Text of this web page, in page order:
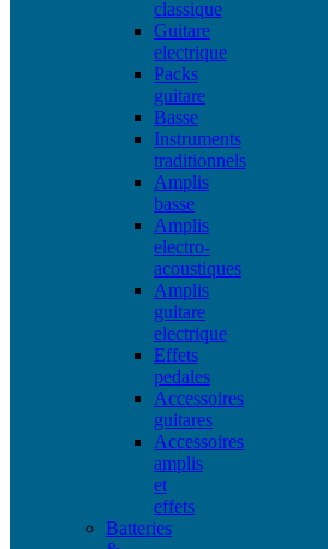
classique
Guitare
electrique
Packs
guitare
Basse
Instruments
traditionnels
Amplis
basse
Amplis
electro-
acoustiques
Amplis
guitare
electrique
Effets
pedales
Accessoires
guitares
Accessoires
amplis
et
effets
Batteries